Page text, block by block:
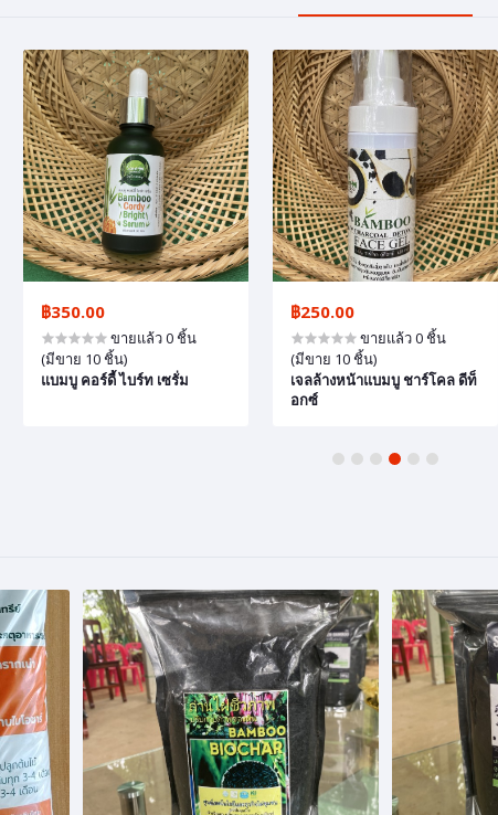
฿250.00
ขายแล้ว 0 ชิ้น
(มีขาย 10 ชิ้น)
เจลล้างหน้าแบมบู ชาร์โคล ดีท็
฿250.00
ขายแล้ว 0 ชิ้น
(มีขาย 10 ชิ้น)
แบมบู แฮร์ เซรั่ม
1 2 3 4 5 6